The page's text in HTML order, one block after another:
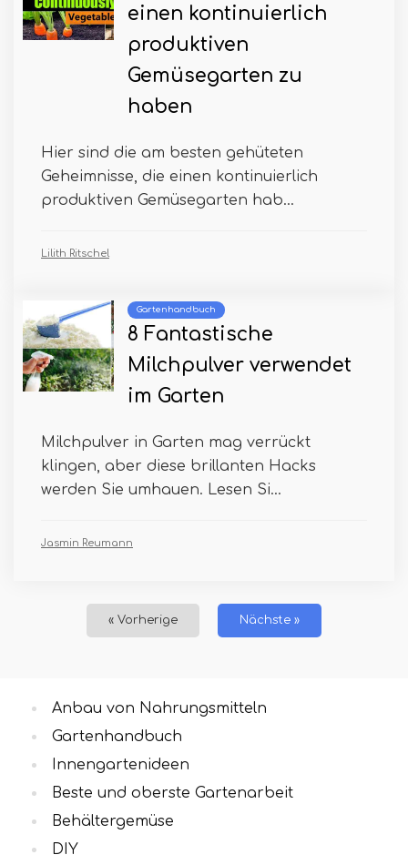
einen kontinuierlich
produktiven
Gemüsegarten zu
haben
Hier sind die am besten gehüteten
Geheimnisse, die einen kontinuierlich
produktiven Gemüsegarten hab...
Lilith Ritschel
Gartenhandbuch
8 Fantastische
Milchpulver verwendet
im Garten
Milchpulver in Garten mag verrückt
klingen, aber diese brillanten Hacks
werden Sie umhauen. Lesen Si...
Jasmin Reumann
« Vorherige Nächste »
Anbau von Nahrungsmitteln
Gartenhandbuch
Innengartenideen
Beste und oberste Gartenarbeit
Behältergemüse
DIY